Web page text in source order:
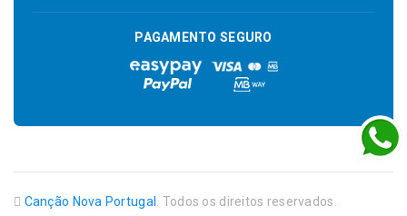
PAGAMENTO SEGURO
Canção Nova Portugal . Todos os direitos reservados.